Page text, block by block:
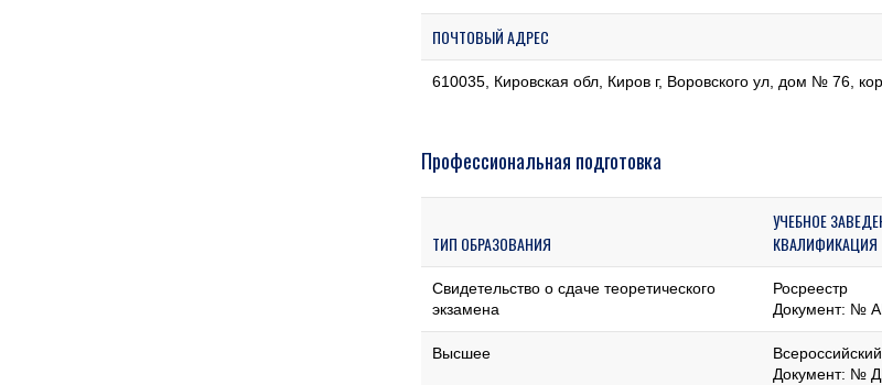
ПОЧТОВЫЙ АДРЕС
610035, Кировская обл, Киров г, Воровского ул, дом № 76,
Профессиональная подготовка
ТИП ОБРАЗОВАНИЯ
УЧЕБНОЕ
КВАЛИФИКАЦИЯ
Свидетельство о сдаче теоретического
экзамена
Росреестр
Документ: №
Высшее
Документ: №